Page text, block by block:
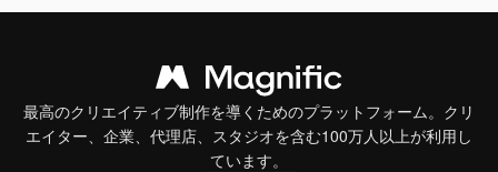
最高のクリエイティブ制作を導くためのプラットフォーム。クリ
エイター、企業、代理店、スタジオを含む100万人以上が利用し
ています。